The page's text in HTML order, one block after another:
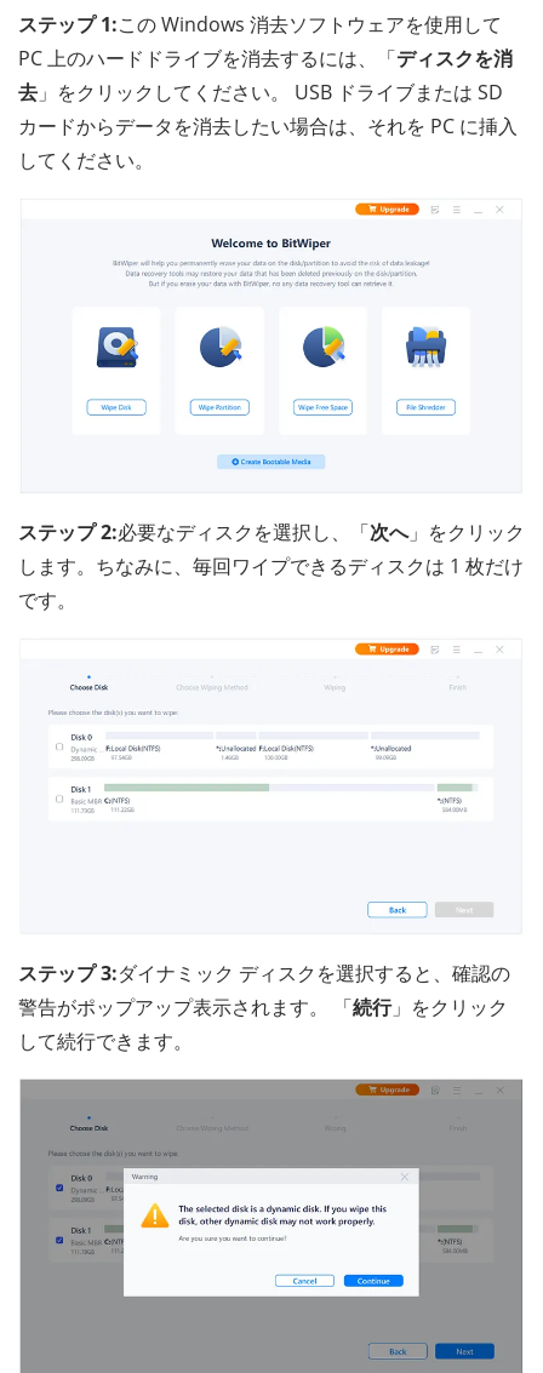
ステップ 1:この Windows 消去ソフトウェアを使用して
PC 上のハードドライブを消去するには、「ディスクを消
去 」をクリックしてください。 USB ドライブまたは SD
カードからデータを消去したい場合は、それを PC に挿入
してください。
ステップ 2:必要なディスクを選択し、「次へ」をクリック
します。ちなみに、毎回ワイプできるディスクは 1 枚だけ
です。
ステップ 3:ダイナミック ディスクを選択すると、確認の
警告がポップアップ表示されます。 「続行」をクリック
して続行できます。